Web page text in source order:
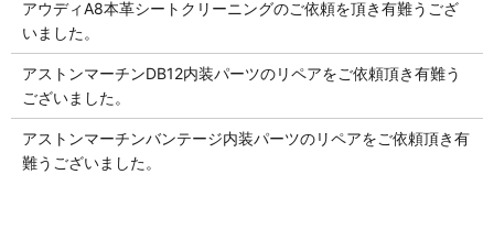
アウディA8本革シートクリーニングのご依頼を頂き有難うござ
いました。
アストンマーチンDB12内装パーツのリペアをご依頼頂き有難う
ございました。
アストンマーチンバンテージ内装パーツのリペアをご依頼頂き有
難うございました。